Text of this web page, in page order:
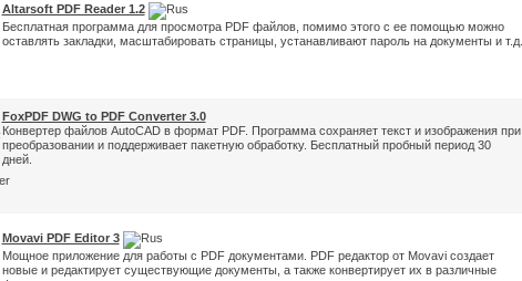
Altarsoft PDF Reader 1.2
Бесплатная программа для просмотра PDF файлов, помимо этого с ее помощью можно
оставлять закладки, масштабировать страницы, устанавливают пароль на документы и т.д.
FoxPDF DWG to PDF Converter 3.0
Конвертер файлов AutoCAD в формат PDF. Программа сохраняет текст и изображения при
преобразовании и поддерживает пакетную обработку. Бесплатный пробный период 30
дней.
Movavi PDF Editor 3
Мощное приложение для работы с PDF документами. PDF редактор от Movavi создает
новые и редактирует существующие документы, а также конвертирует их в различные